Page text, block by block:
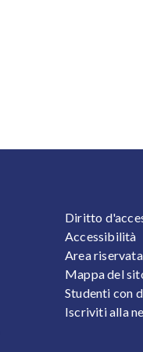
Diritto
Accessibilità
Area riservata
Mappa del
Studenti con
Iscriviti alla